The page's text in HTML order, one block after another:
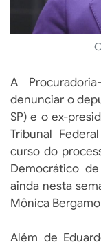
A
denunciar o
SP) e o ex-
Tribunal
curso do
Democrático
ainda nesta
Mônica
Além de